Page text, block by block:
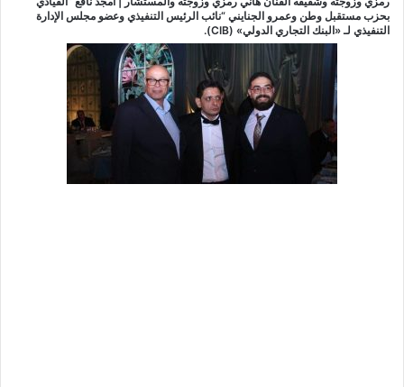
بحزب مستقبل وطن وعمرو الجنايني “نائب الرئيس التنفيذي وعضو مجلس الإدارة
التنفيذي لـ «البنك التجاري الدولي» (CIB).